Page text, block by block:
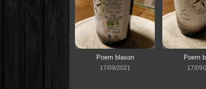
Poem blason
17/09/2021
Poem
17/09/